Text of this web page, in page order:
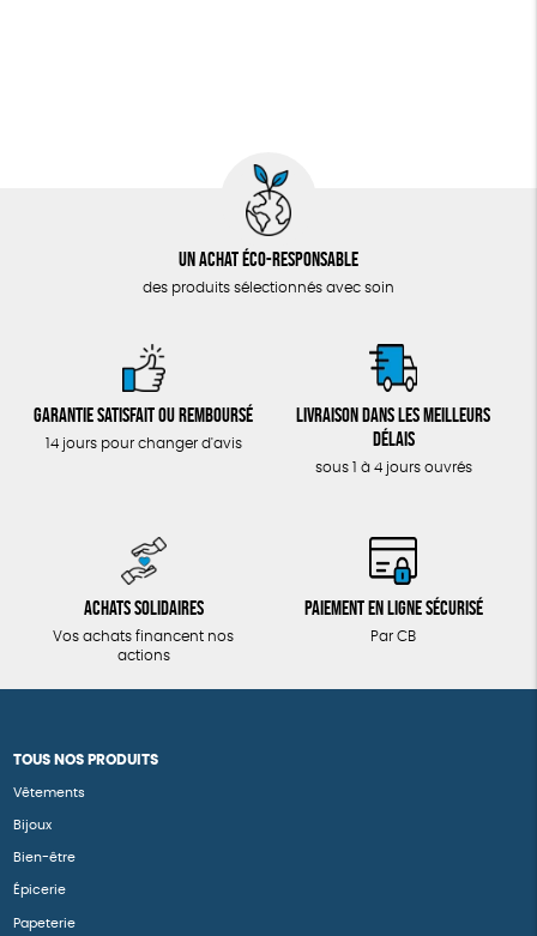
Un achat éco-responsable
des produits sélectionnés avec soin
Garantie satisfait ou remboursé
14 jours pour changer d'avis
Livraison dans les meilleurs
délais
sous 1 à 4 jours ouvrés
Achats solidaires
Vos achats financent nos
actions
Paiement en ligne sécurisé
Par CB
TOUS NOS PRODUITS
Vêtements
Bijoux
Bien-être
Épicerie
Papeterie